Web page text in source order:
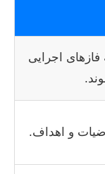
اجرایی
و اهداف.